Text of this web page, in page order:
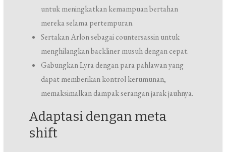
untuk meningkatkan kemampuan bertahan
mereka selama pertempuran.
Sertakan Arlon sebagai countersassin untuk
menghilangkan backliner musuh dengan cepat.
Gabungkan Lyra dengan para pahlawan yang
dapat memberikan kontrol kerumunan,
memaksimalkan dampak serangan jarak jauhnya.
Adaptasi dengan meta
shift